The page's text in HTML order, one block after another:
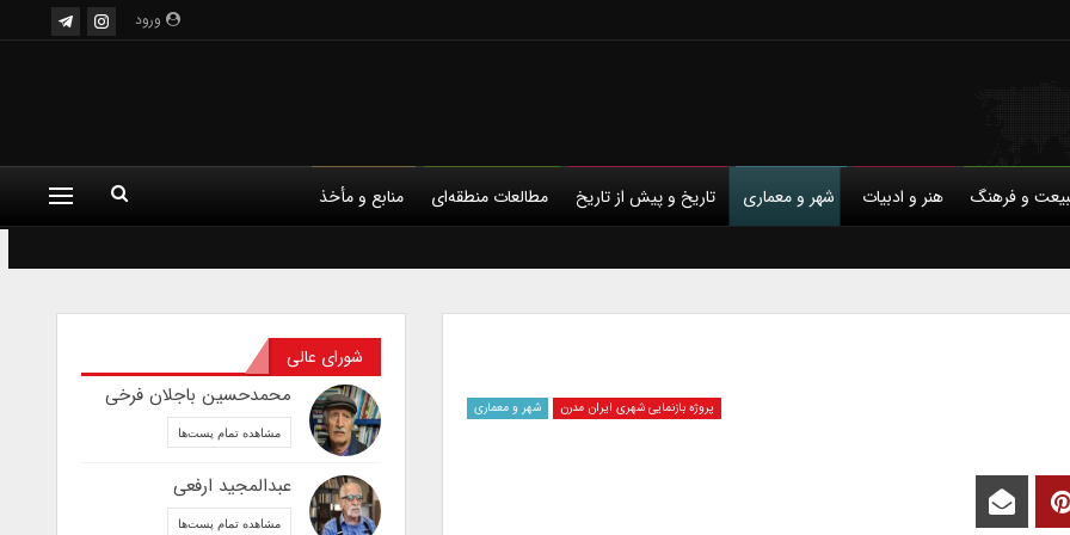
ورود
و فرهنگ هنر و ادبیات شهر و معماری تاریخ و پیش از تاریخ مطالعات منطقه‌ای منابع و مأخذ
پروژه بازنمایی شهری ایران مدرن شهر و معماری
شورای عالی
محمدحسین باجلان فرخی
مشاهده تمام پست‌ها
عبدالمجید ارفعی
مشاهده تمام پست‌ها